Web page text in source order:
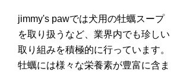
jimmy's pawでは犬用の牡蠣スープ
を取り扱うなど、業界内でも珍しい
取り組みを積極的に行っています。
牡蠣には様々な栄養素が豊富に含ま